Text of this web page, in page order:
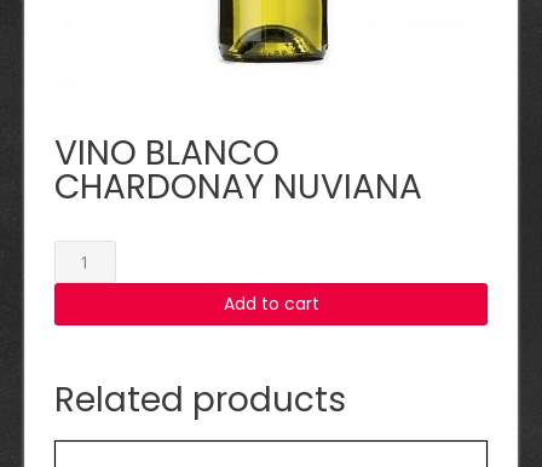
VINO BLANCO
CHARDONAY NUVIANA
VINO
BLANCO
NUVIANA
Add to cart
Related products